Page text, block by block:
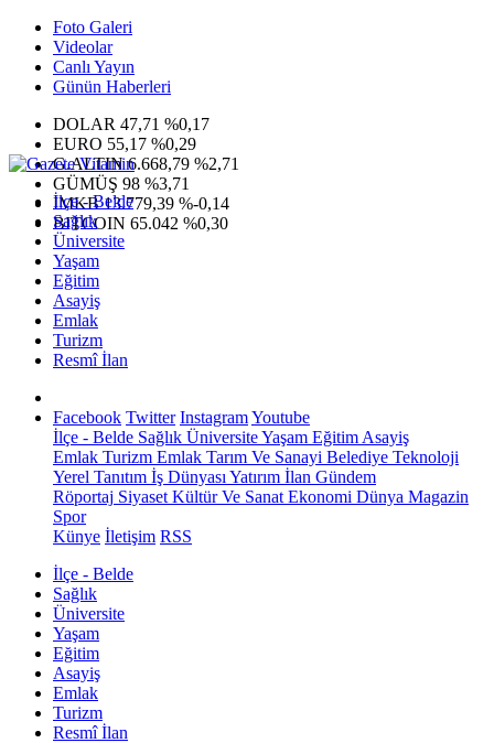
Foto Galeri
Videolar
Canlı Yayın
Günün Haberleri
DOLAR 47,71 %0,17
EURO 55,17 %0,29
G.ALTIN6.668,79 %2,71
GÜMÜŞ 98 %3,71
IMKB13.779,39 %-0,14
BITCOIN 65.042 %0,30
İlçe - Belde
Sağlık
Üniversite
Yaşam
Eğitim
Asayiş
Emlak
Turizm
Resmî İlan
Facebook Twitter InstagramYoutube
İlçe - Belde Sağlık ÜniversiteYaşam Eğitim Asayiş
Emlak Turizm Emlak Tarım Ve Sanayi Belediye Teknoloji
Yerel Tanıtım İş Dünyası Yatırım İlan Gündem
Röportaj Siyaset Kültür Ve Sanat Ekonomi Dünya Magazin
Spor
Künye İletişim RSS
İlçe - Belde
Sağlık
Üniversite
Yaşam
Eğitim
Asayiş
Emlak
Turizm
Resmî İlan